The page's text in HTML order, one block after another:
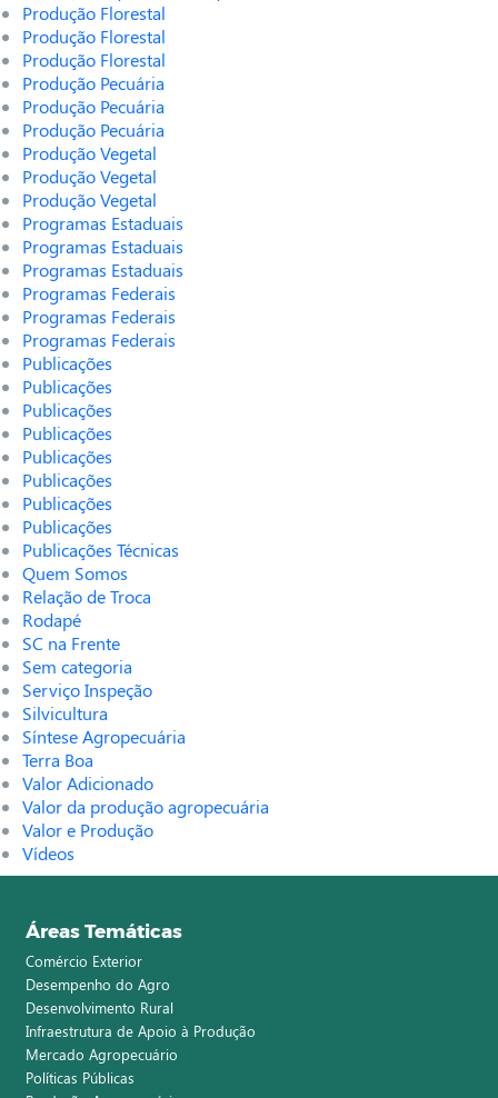
Produção Florestal
Produção Florestal
Produção Florestal
Produção Pecuária
Produção Pecuária
Produção Pecuária
Produção Vegetal
Produção Vegetal
Produção Vegetal
Programas Estaduais
Programas Estaduais
Programas Estaduais
Programas Federais
Programas Federais
Programas Federais
Publicações
Publicações
Publicações
Publicações
Publicações
Publicações
Publicações
Publicações
Publicações Técnicas
Quem Somos
Relação de Troca
Rodapé
SC na Frente
Sem categoria
Serviço Inspeção
Silvicultura
Síntese Agropecuária
Terra Boa
Valor Adicionado
Valor da produção agropecuária
Valor e Produção
Vídeos
Áreas Temáticas
Comércio Exterior
Desempenho do Agro
Desenvolvimento Rural
Infraestrutura de Apoio à Produção
Mercado Agropecuário
Políticas Públicas